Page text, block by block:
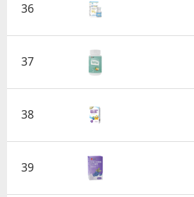
36
37
38
39